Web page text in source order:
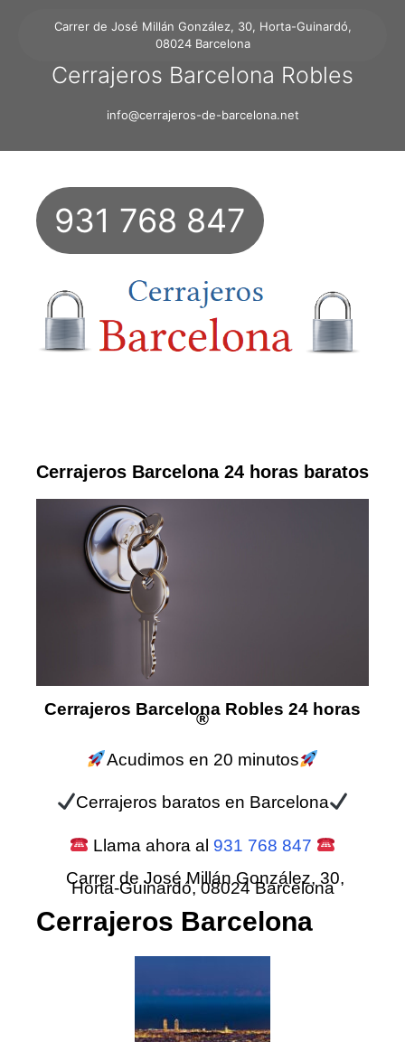
Carrer de José Millán González, 30, Horta-Guinardó,
08024 Barcelona
Cerrajeros Barcelona Robles
info@cerrajeros-de-barcelona.net
931 768 847
Cerrajeros Barcelona 24 horas baratos
Cerrajeros Barcelona Robles 24 horas
®
Acudimos en 20 minutos
Cerrajeros baratos en Barcelona
Llama ahora al 931 768 847
Carrer de José Millán González, 30,
Horta-Guinardó, 08024 Barcelona
Cerrajeros Barcelona